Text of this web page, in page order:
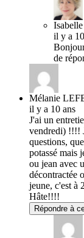
il y a
de
Mélanie
il y a 10 ans
J'ai un
vendredi) !!!!
questions,
potassé mais
ou jean avec
décontractée
jeune, c'est à
Hâte!!!!
Répondre à